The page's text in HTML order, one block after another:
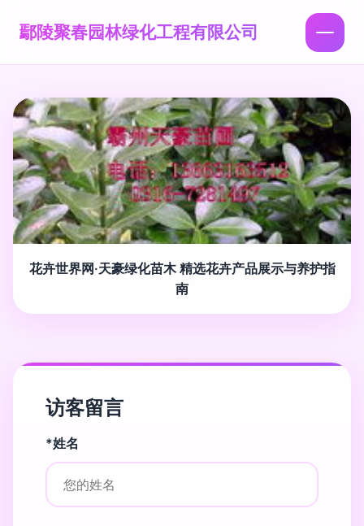
鄢陵聚春园林绿化工程有限公司
花卉世界网·天豪绿化苗木 精选花卉产品展示与养护指
南
访客留言
*姓名